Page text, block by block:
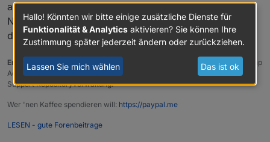
an einem anderen Ort?
Nicht dass du alle Backups löscht und dann feststellst
das die Installation zerschossen ist...
Entwicklung u Betreuung:
envertech-pv, hoymiles-ms, ns-client, pid, snmp
Adapter;
Support Repositoryverwaltung.
Wer 'nen Kaffee spendieren will: https://paypal.me
LESEN - gute Forenbeitrage
Hallo! Könnten wir bitte einige zusätzliche Dienste für
Funktionalität & Analytics aktivieren? Sie können Ihre
Zustimmung später jederzeit ändern oder zurückziehen.
Lassen Sie mich wählen Das ist ok